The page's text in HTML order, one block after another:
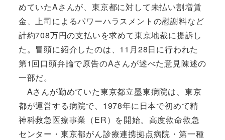
めていたAさんが、東京都に対して未払い割増賃
金、上司によるパワーハラスメントの慰謝料など
計約708万円の支払いを求めて東京地裁に提訴し
た。冒頭に紹介したのは、11月28日に行われた
第1回口頭弁論で原告のAさんが述べた意見陳述の
一部だ。
Aさんが勤めていた東京都立墨東病院は、東京
都が運営する病院で、1978年に日本で初めて精
神科救急医療事業（ER）を開始。高度救命救急
センター・東京都がん診療連携拠点病院・第一種